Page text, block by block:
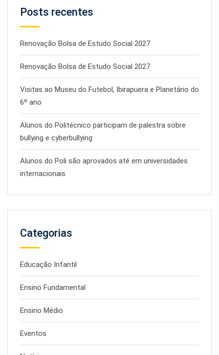
Posts recentes
Renovação Bolsa de Estudo Social 2027
Renovação Bolsa de Estudo Social 2027
Visitas ao Museu do Futebol, Ibirapuera e Planetário do
6º ano
Alunos do Politécnico participam de palestra sobre
bullying e cyberbullying
Alunos do Poli são aprovados até em universidades
internacionais
Categorias
Educação Infantil
Ensino Fundamental
Ensino Médio
Eventos